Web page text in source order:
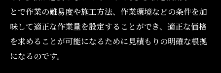
とで作業の難易度や施工方法、作業環境などの条件を加
味して適正な作業量を設定することができ、適正な価格
を求めることが可能になるために見積もりの明確な根拠
になるのです。